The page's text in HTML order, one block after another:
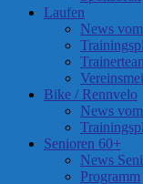
Laufen
News
Bike / Rennvelo
News
Senioren 60+
News
Programm